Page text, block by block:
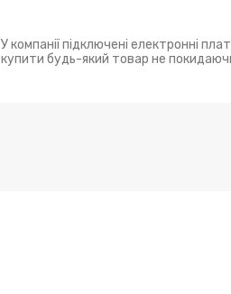
У компанії підключені електронні
купити будь-який товар не